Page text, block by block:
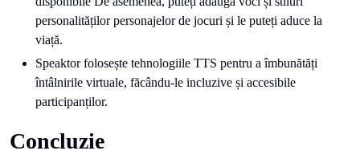
personalităților personajelor de jocuri și le puteți aduce la
viață.
Speaktor folosește tehnologiile TTS pentru a îmbunătăți
întâlnirile virtuale, făcându-le incluzive și accesibile
participanților.
Concluzie